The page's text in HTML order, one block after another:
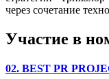
через сочетание
Участие в
02. BEST PR